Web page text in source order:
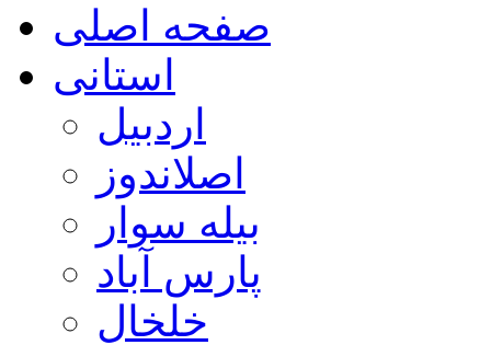
صفحه اصلی
استانی
اردبیل
اصلاندوز
بیله سوار
پارس آباد
خلخال